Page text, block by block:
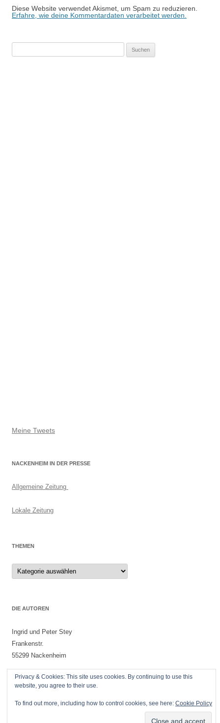
Diese Website verwendet Akismet, um Spam zu reduzieren.
Erfahre, wie deine Kommentardaten verarbeitet werden.
Meine Tweets
NACKENHEIM IN DER PRESSE
Allgemeine Zeitung
Lokale Zeitung
THEMEN
Themen
DIE AUTOREN
Ingrid und Peter Stey
Frankenstr.
55299 Nackenheim
Privacy & Cookies: This site uses cookies. By continuing to use this
website, you agree to their use.
To find out more, including how to control cookies, see here: Cookie Policy